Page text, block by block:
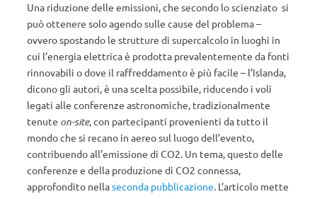
Una riduzione delle emissioni, che secondo lo scienziato si
può ottenere solo agendo sulle cause del problema –
ovvero spostando le strutture di supercalcolo in luoghi in
cui l’energia elettrica è prodotta prevalentemente da fonti
rinnovabili o dove il raffreddamento è più facile – l’Islanda,
dicono gli autori, è una scelta possibile, riducendo i voli
legati alle conferenze astronomiche, tradizionalmente
tenute on-site, con partecipanti provenienti da tutto il
mondo che si recano in aereo sul luogo dell’evento,
contribuendo all’emissione di CO2. Un tema, questo delle
conferenze e della produzione di CO2 connessa,
approfondito nellaseconda pubblicazione. L’articolo mette